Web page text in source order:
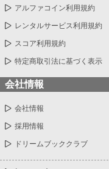
アルファコイン利用規約
レンタルサービス利用規約
スコア利用規約
特定商取引法に基づく表示
会社情報
会社情報
採用情報
ドリームブッククラブ